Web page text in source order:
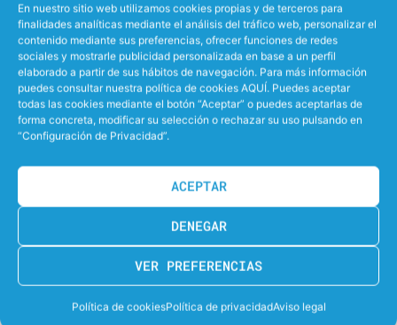
En nuestro sitio web utilizamos cookies propias y de terceros para
finalidades analíticas mediante el análisis del tráfico web, personalizar el
contenido mediante sus preferencias, ofrecer funciones de redes
sociales y mostrarle publicidad personalizada en base a un perfil
elaborado a partir de sus hábitos de navegación. Para más información
puedes consultar nuestra política de cookies AQUÍ. Puedes aceptar
todas las cookies mediante el botón “Aceptar” o puedes aceptarlas de
forma concreta, modificar su selección o rechazar su uso pulsando en
“Configuración de Privacidad”.
ACEPTAR
DENEGAR
VER PREFERENCIAS
Política de cookiesPolítica de privacidadAviso legal
MINUTOS JUGADOS
DAVOR 46.2
SKOKANDIC
CARLES
NUÑEZ PEREZ
JAVIER 45.9
Carles Nuñez Perez
UNO-DOS
10', 11', 12', 27', 28', 6:34 (p)